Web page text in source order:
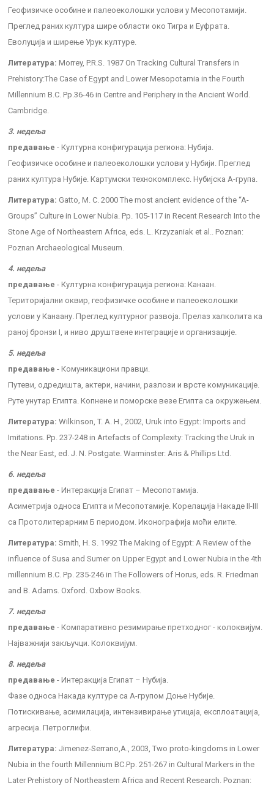
Геофизичке особине и палеоеколошки услови у Месопотамији.
Преглед раних култура шире области око Тигра и Еуфрата.
Еволуција и ширење Урук културе.
Литература: Morrey, P.R.S. 1987 On Tracking Cultural Transfers in
Prehistory:The Case of Egypt and Lower Mesopotamia in the Fourth
Millennium B.C. Pp.36-46 in Centre and Periphery in the Ancient World.
Cambridge.
3. недеља
предавање - Културна конфигурација региона: Нубија.
Геофизичке особине и палеоеколошки услови у Нубији. Преглед
раних култура Нубије. Картумски технокомплекс. Нубијска А-група.
Литература: Gatto, M. C. 2000 The most ancient evidence of the “A-
Groups” Culture in Lower Nubia. Pp. 105-117 in Recent Research Into the
Stone Age of Northeastern Africa, eds. L. Krzyzaniak et al.. Poznan:
Poznan Archaeological Museum.
4. недеља
предавање - Културна конфигурација региона: Канаан.
Територијални оквир, геофизичке особине и палеоеколошки
услови у Канаану. Преглед културног развоја. Прелаз халколита ка
раној бронзи I, и ниво друштвене интеграције и организације.
5. недеља
предавање - Комуникациони правци.
Путеви, одредишта, актери, начини, разлози и врсте комуникације.
Руте унутар Египта. Копнене и поморске везе Египта са окружењем.
Литература: Wilkinson, T. A. H., 2002, Uruk into Egypt: Imports and
Imitations. Pp. 237-248 in Artefacts of Complexity: Tracking the Uruk in
the Near East, ed. J. N. Postgate. Warminster: Aris & Phillips Ltd.
6. недеља
предавање - Интеракција Египат – Месопотамија.
Асиметрија односа Египта и Месопотамије. Корелација Накаде II-III
са Протолитерарним Б периодом. Иконографија моћи елите.
Литература: Smith, H. S. 1992 The Making of Egypt: A Review of the
influence of Susa and Sumer on Upper Egypt and Lower Nubia in the 4th
millennium B.C. Pp. 235-246 in The Followers of Horus, eds. R. Friedman
and B. Adams. Oxford. Oxbow Books.
7. недеља
предавање - Компаративно резимирање претходног - колоквијум.
Најважнији закључци. Колоквијум.
8. недеља
предавање - Интеракција Египат – Нубија.
Фазе односа Накада културе са А-групом Доње Нубије.
Потискивање, асимилација, интензивирање утицаја, експлоатација,
агресија. Петроглифи.
Литература: Jimenez-Serrano,A., 2003, Two proto-kingdoms in Lower
Nubia in the fourth Millennium BC.Pp. 251-267 in Cultural Markers in the
Later Prehistory of Northeastern Africa and Recent Research. Poznan: